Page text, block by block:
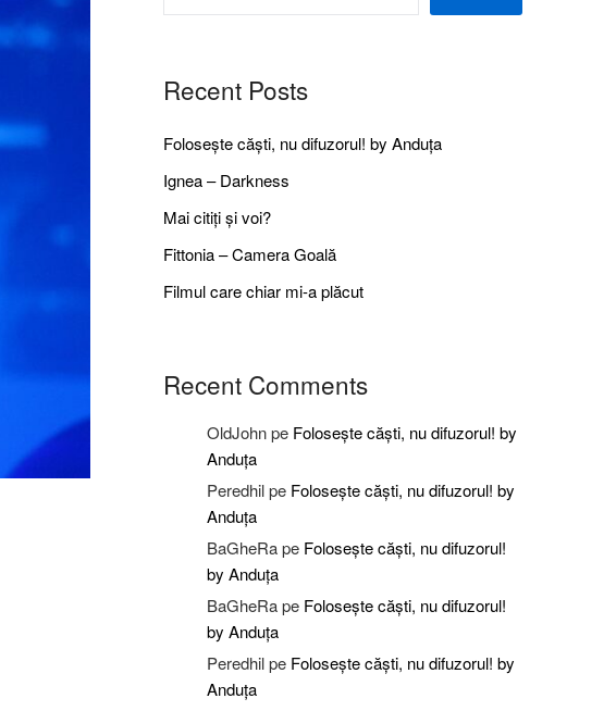
Recent Posts
Folosește căști, nu difuzorul! by Anduța
Ignea – Darkness
Mai citiți și voi?
Fittonia – Camera Goală
Filmul care chiar mi-a plăcut
Recent Comments
OldJohnpe Folosește căști, nu difuzorul! by
Anduța
Peredhilpe Folosește căști, nu difuzorul! by
Anduța
BaGheRape Folosește căști, nu difuzorul!
by Anduța
BaGheRape Folosește căști, nu difuzorul!
by Anduța
Peredhilpe Folosește căști, nu difuzorul! by
Anduța